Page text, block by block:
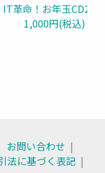
IT革命！お年玉
1,000円(税込)
お問い合わせ
法に基づく表記